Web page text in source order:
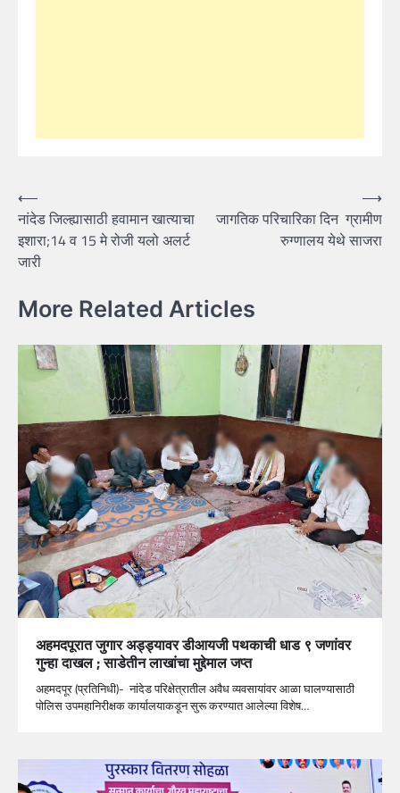
Post
navigation
⟵
नांदेड जिल्ह्यासाठी हवामान खात्याचा
इशारा;14 व 15 मे रोजी यलो अलर्ट
जारी
जागतिक परिचारिका दिन ग्रामीण
रुग्णालय येथे साजरा
⟶
More Related Articles
अहमदपूरात जुगार अड्ड्यावर डीआयजी पथकाची धाड ९ जणांवर
गुन्हा दाखल ; साडेतीन लाखांचा मुद्देमाल जप्त
अहमदपूर (प्रतिनिधी)- नांदेड परिक्षेत्रातील अवैध व्यवसायांवर आळा घालण्यासाठी
पोलिस उपमहानिरीक्षक कार्यालयाकडून सुरू करण्यात आलेल्या विशेष…